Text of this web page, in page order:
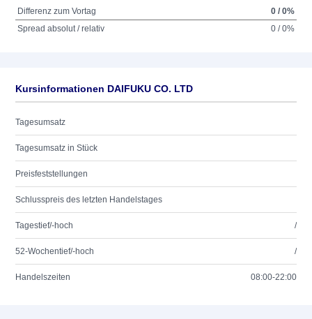
Differenz zum Vortag
0 / 0%
Spread absolut / relativ
0 / 0%
Kursinformationen DAIFUKU CO. LTD
Tagesumsatz
Tagesumsatz in Stück
Preisfeststellungen
Schlusspreis des letzten Handelstages
Tagestief/-hoch /
52-Wochentief/-hoch /
Handelszeiten 08:00-22:00